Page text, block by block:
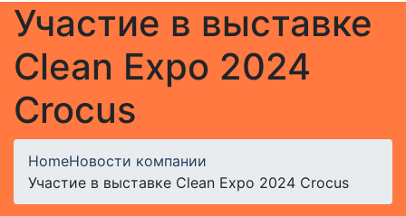
Участие в выставке
Clean Expo 2024
Crocus
HomeНовости компании
Участие в выставке Clean Expo 2024 Crocus